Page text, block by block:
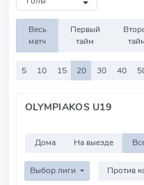
Весь
матч
Первый
тайм
5 10 15 20 30 40
OLYMPIAKOS U19
Дома На выезде
Выбор лиги